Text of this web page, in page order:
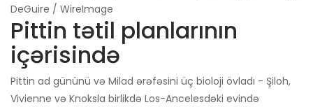
DeGuire / WireImage
Pittin tətil planlarının
içərisində
Pittin ad gününü və Milad ərəfəsini üç bioloji övladı - Şiloh,
Vivienne və Knoksla birlikdə Los-Ancelesdəki evində